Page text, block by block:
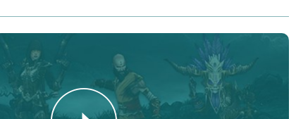
Władcami towarzyszyć Ci będą najemnicy,
Templariusza, Łajzę i Czarodziejkę. Każdy z tych
swoimi umiejętnościami, które również będziesz
upływu gry.